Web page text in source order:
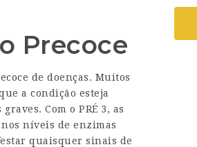
Precoce
de doenças. Muitos
a condição esteja
Com o PRÉ 3, as
níveis de enzimas
quaisquer sinais de